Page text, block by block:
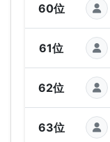
60位
61位
62位
63位